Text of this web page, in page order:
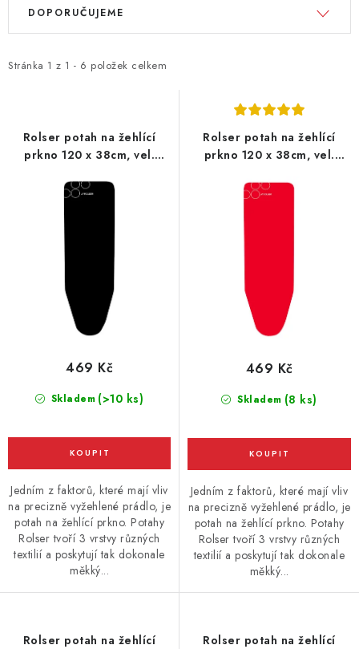
i
Stránka 1 z 1 - 6 položek celkem
e
DOPORUČUJEME
Rolser potah na žehlící
prkno 120 x 38cm, vel.
černý
Skladem (>10 ks)
469 Kč
Jedním z faktorů, které mají vliv
na precizně vyžehlené prádlo, je
potah na žehlící prkno. Potahy
Rolser tvoří 3 vrstvy různých
textilií a poskytují tak dokonale
měkký...
Rolser potah na žehlící
prkno 120 x 38cm, vel.
červený
Skladem (8 ks)
469 Kč
Jedním z faktorů, které mají vliv
na precizně vyžehlené prádlo, je
potah na žehlící prkno. Potahy
Rolser tvoří 3 vrstvy různých
textilií a poskytují tak dokonale
měkký...
Rolser potah na žehlící
Rolser potah na žehlící